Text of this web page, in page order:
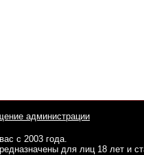
администрации
с 2003 года.
для лиц 18 лет и